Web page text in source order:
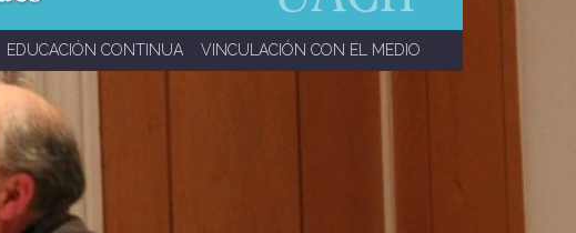
EDUCACIÓN CONTINUA VINCULACIÓN CON EL MEDIO